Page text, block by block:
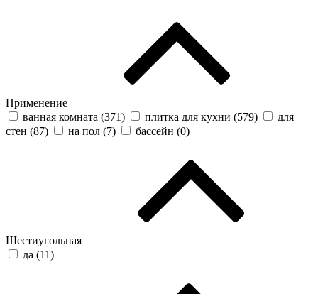
Применение
ванная комната (371) плитка для кухни (579)
для
стен (87) на пол (7) бассейн (0)
Шестиугольная
да (11)